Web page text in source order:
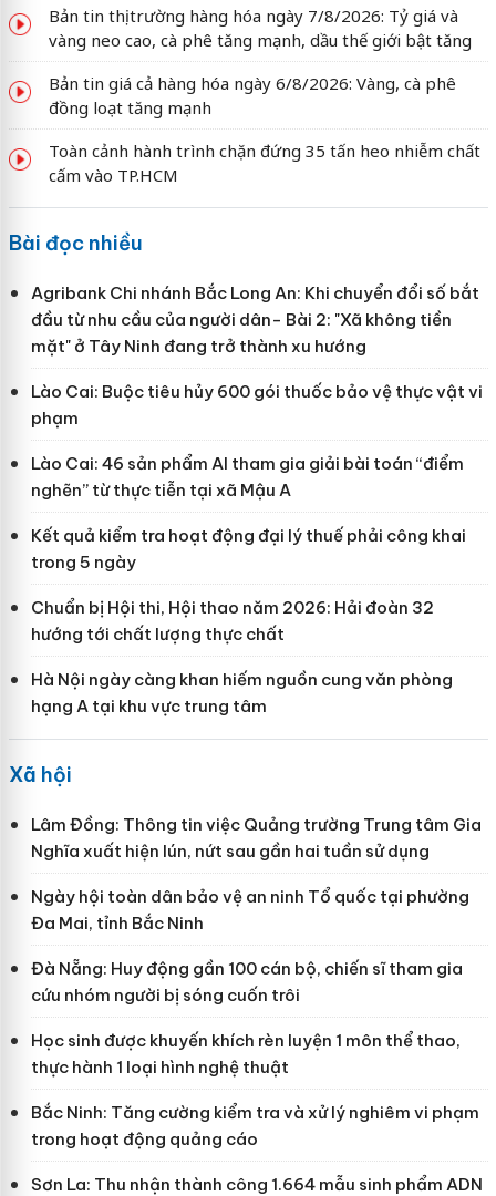
Bản tin thị trường hàng hóa ngày 7/8/2026: Tỷ giá và
vàng neo cao, cà phê tăng mạnh, dầu thế giới bật tăng
Bản tin giá cả hàng hóa ngày 6/8/2026: Vàng, cà phê
đồng loạt tăng mạnh
Toàn cảnh hành trình chặn đứng 35 tấn heo nhiễm chất
cấm vào TP.HCM
Bài đọc nhiều
Agribank Chi nhánh Bắc Long An: Khi chuyển đổi số bắt
đầu từ nhu cầu của người dân- Bài 2: "Xã không tiền
mặt" ở Tây Ninh đang trở thành xu hướng
Lào Cai: Buộc tiêu hủy 600 gói thuốc bảo vệ thực vật vi
phạm
Lào Cai: 46 sản phẩm AI tham gia giải bài toán “điểm
nghẽn” từ thực tiễn tại xã Mậu A
Kết quả kiểm tra hoạt động đại lý thuế phải công khai
trong 5 ngày
Chuẩn bị Hội thi, Hội thao năm 2026: Hải đoàn 32
hướng tới chất lượng thực chất
Hà Nội ngày càng khan hiếm nguồn cung văn phòng
hạng A tại khu vực trung tâm
Xã hội
Lâm Đồng: Thông tin việc Quảng trường Trung tâm Gia
Nghĩa xuất hiện lún, nứt sau gần hai tuần sử dụng
Ngày hội toàn dân bảo vệ an ninh Tổ quốc tại phường
Đa Mai, tỉnh Bắc Ninh
Đà Nẵng: Huy động gần 100 cán bộ, chiến sĩ tham gia
cứu nhóm người bị sóng cuốn trôi
Học sinh được khuyến khích rèn luyện 1 môn thể thao,
thực hành 1 loại hình nghệ thuật
Bắc Ninh: Tăng cường kiểm tra và xử lý nghiêm vi phạm
trong hoạt động quảng cáo
Sơn La: Thu nhận thành công 1.664 mẫu sinh phẩm ADN